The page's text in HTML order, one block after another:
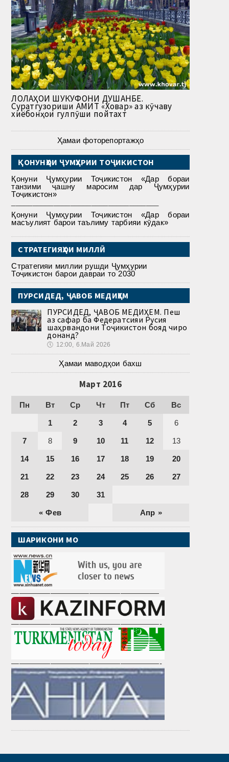
ЛОЛАҲОИ ШУКУФОНИ ДУШАНБЕ.
Суратгузориши АМИТ «Ховар» аз кӯчаву
хиёбонҳои гулпӯши пойтахт
Ҳамаи фоторепортажҳо
ҚОНУНҲОИ ҶУМҲУРИИ ТОҶИКИСТОН
Қонуни Ҷумҳурии Тоҷикистон «Дар бораи
танзими ҷашну маросим дар Ҷумҳурии
Тоҷикистон»
Қонуни Ҷумҳурии Тоҷикистон «Дар бораи
масъулият барои таълиму тарбияи кӯдак»
СТРАТЕГИЯҲОИ МИЛЛӢ
Стратегияи миллии рушди Ҷумҳурии
Тоҷикистон барои давраи то 2030
ПУРСИДЕД, ҶАВОБ МЕДИҲЕМ
ПУРСИДЕД, ҶАВОБ МЕДИҲЕМ. Пеш
аз сафар ба Федератсияи Русия
шаҳрвандони Тоҷикистон бояд чиро
донанд?
🕔 12:00, 6.Май 2026
Ҳамаи маводҳои бахш
Март 2016
Пн Вт Ср Чт Пт Сб Вс
« Фев Апр »
1 2 3 4 5 6
7 8 9 10 11 12 13
14 15 16 17 18 19 20
21 22 23 24 25 26 27
28 29 30 31
ШАРИКОНИ МО
———————————————————
———————————————————-
———————————————————-